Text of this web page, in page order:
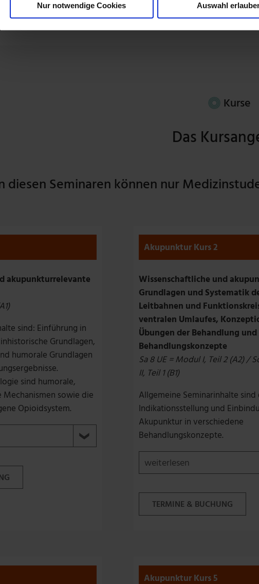
Nur notwendige Cookies Auswahl
Kurse
Das
diesen Seminaren können nur
akupunkturrelevante
sind: Einführung in
Grundlagen,
humorale Grundlagen
sind humorale,
sowie die
Opioidsystem.
sind die Gefäß-
und
Chinesischen
Akupunktur Kurs 2
Wissenschaftliche und
Grundlagen und Systematik
Leitbahnen und
ventralen Umlaufes,
Übungen der Behandlung
Behandlungskonzepte
Sa 8 UE = Modul I, Teil 2 (A2) /
II, Teil 1 (B1)
Allgemeine Seminarinhalte sind
Indikationsstellung und
Akupunktur in verschiedene
Behandlungskonzepte.
weiterlesen
Es werden Kontraindikationen,
unerwünschte Wirkungen
wie Standards für
TERMINE & BUCHUNG
Akupunktur Kurs 5